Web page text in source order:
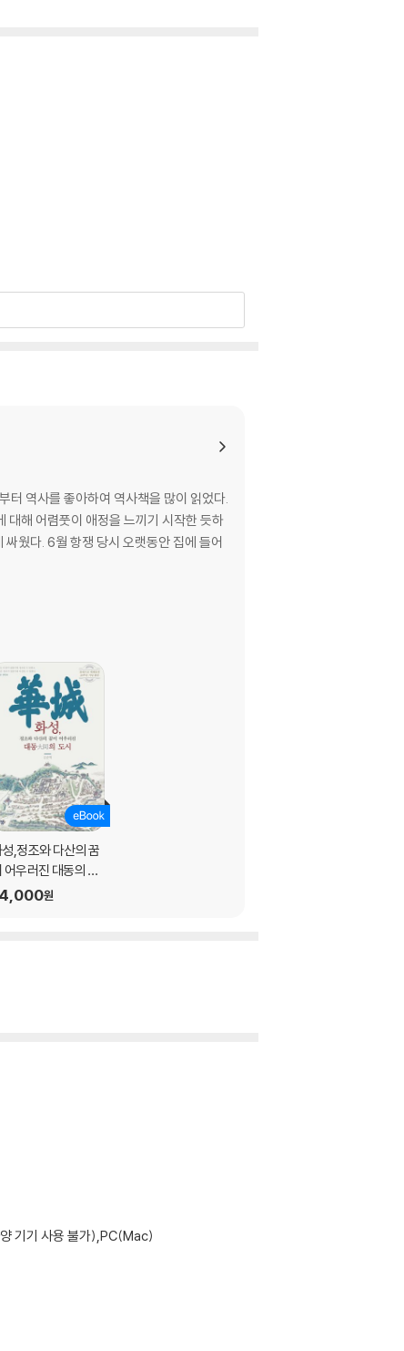
터 역사를 좋아하여 역사책을 많이 읽었다.
대해 어렴풋이 애정을 느끼기 시작한 듯하
웠다. 6월 항쟁 당시 오랫동안 집에 들어
,정조와 다산의 꿈
어우러진 대동의 도
원
기기 사용 불가),PC(Mac)